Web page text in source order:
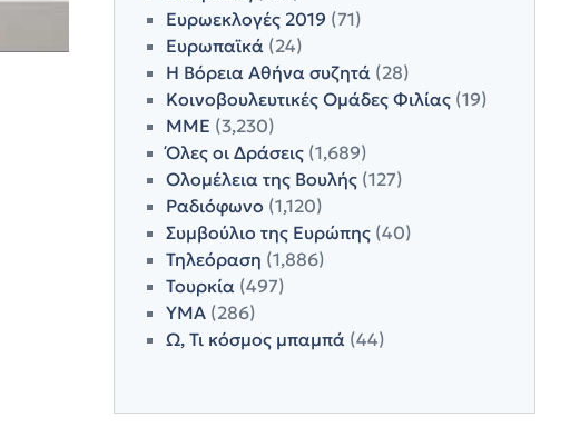
Ευρωεκλογές 2019 (71)
Ευρωπαϊκά(24)
Η Βόρεια Αθήνα συζητά(28)
Κοινοβουλευτικές Ομάδες Φιλίας(19)
ΜΜΕ (3,230)
Όλες οι Δράσεις(1,689)
Ολομέλεια της Βουλής(127)
Ραδιόφωνο (1,120)
Συμβούλιο της Ευρώπης(40)
Τηλεόραση (1,886)
Τουρκία(497)
ΥΜΑ(286)
Ω, Τι κόσμος μπαμπά(44)